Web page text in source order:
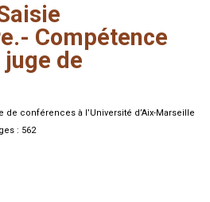
Compétence
juge de
de conférences à l’Université d’Aix-Marseille
: 562